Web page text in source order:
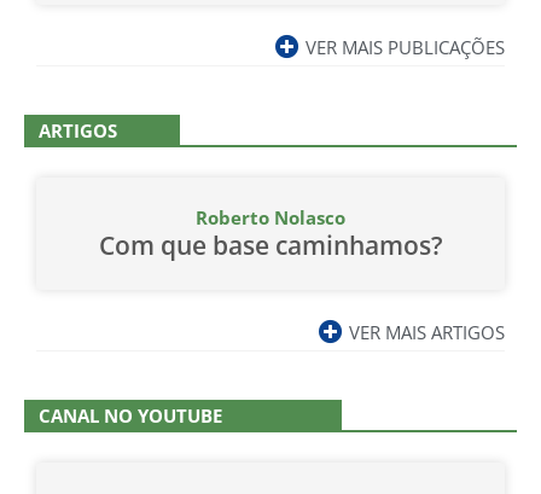
VER MAIS PUBLICAÇÕES
ARTIGOS
Roberto Nolasco
Com que base caminhamos?
VER MAIS ARTIGOS
CANAL NO YOUTUBE